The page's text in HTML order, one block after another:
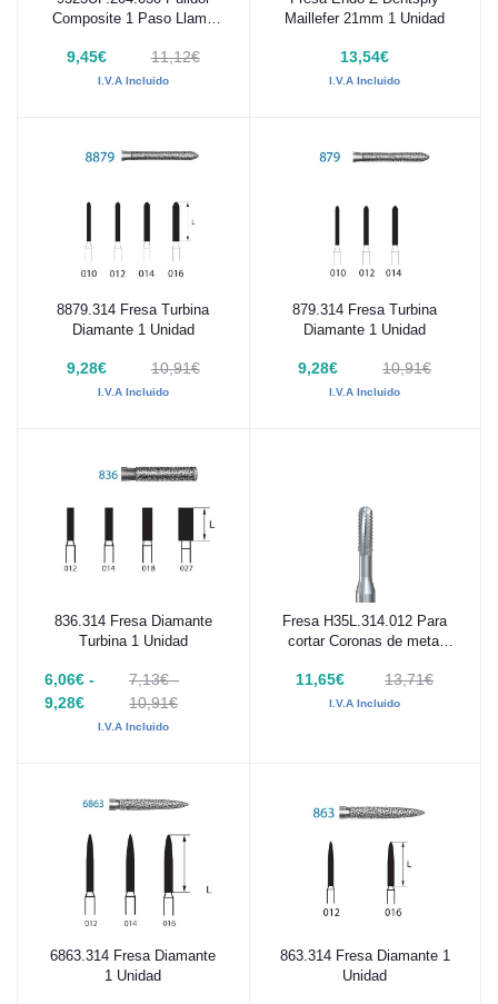
Composite 1 Paso Llama
9,45€ 11,12€
I.V.A Incluido
Maillefer 21mm 1 Unidad
13,54€
I.V.A Incluido
Añadir al carrito
8879.314 Fresa Turbina
Diamante 1 Unidad
9,28€ 10,91€
I.V.A Incluido
Añadir al carrito
879.314 Fresa Turbina
Diamante 1 Unidad
9,28€ 10,91€
I.V.A Incluido
Añadir al carrito
836.314 Fresa Diamante
Turbina 1 Unidad
6,06€ -
9,28€
7,13€ -
10,91€
I.V.A Incluido
Añadir al carrito
Fresa H35L.314.012 Para
cortar Coronas de metal
11,65€ 13,71€
I.V.A Incluido
Añadir al carrito
6863.314 Fresa Diamante
1 Unidad
Añadir al carrito
863.314 Fresa Diamante 1
Unidad